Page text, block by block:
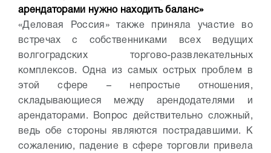
арендаторами нужно находить баланс»
«Деловая Россия» также приняла участие во
встречах с собственниками всех ведущих
волгоградских торгово-развлекательных
комплексов. Одна из самых острых проблем в
этой сфере – непростые отношения,
складывающиеся между арендодателями и
арендаторами. Вопрос действительно сложный,
ведь обе стороны являются пострадавшими. К
сожалению, падение в сфере торговли привела